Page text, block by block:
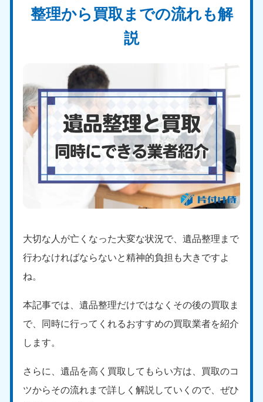
整理から買取までの流れも解
説
大切な人が亡くなった大変な状況で、遺品整理まで
行わなければならないと精神的負担も大きですよ
ね。
本記事では、遺品整理だけではなくその後の買取ま
で、同時に行ってくれるおすすめの買取業者を紹介
します。
さらに、遺品を高く買取してもらい方は、買取のコ
ツからその流れまで詳しく解説していくので、ぜひ